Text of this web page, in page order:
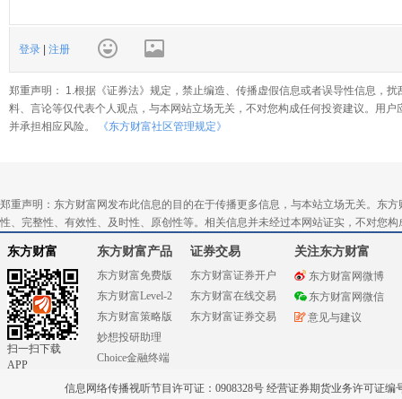
登录 注册
郑重声明： 1.根据《证券法》规定，禁止编造、传播虚假信息或者误导性信息，
料、言论等仅代表个人观点，与本网站立场无关，不对您构成任何投资建议。用
并承担相应风险。
《东方财富社区管理规定》
郑重声明：东方财富网发布此信息的目的在于传播更多信息，与本站立场无关。东
性、完整性、有效性、及时性、原创性等。相关信息并未经过本网站证实，不对您
东方财富
扫一扫下载
APP
东方财富产品
东方财富免费版
东方财富Level-2
东方财富策略版
妙想投研助理
Choice金融终端
证券交易
东方财富证券开户
东方财富在线交易
东方财富证券交易
关注东方财富
东方财富网微博
东方财富网微信
意见与建议
信息网络传播视听节目许可证：0908328号 经营证券期货业务许可证编